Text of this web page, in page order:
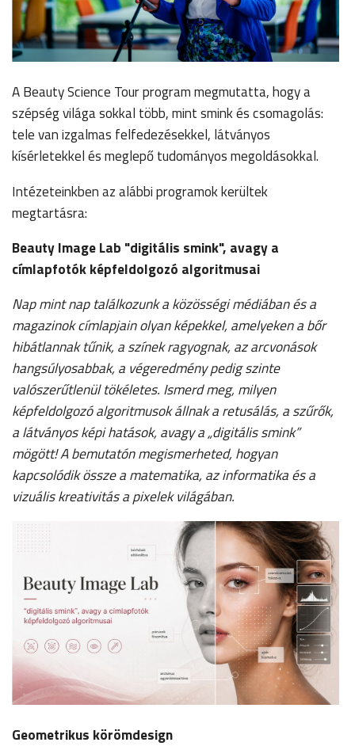
A Beauty Science Tour program megmutatta, hogy a
szépség világa sokkal több, mint smink és csomagolás:
tele van izgalmas felfedezésekkel, látványos
kísérletekkel és meglepő tudományos megoldásokkal.
Intézeteinkben az alábbi programok kerültek
megtartásra:
Beauty Image Lab "digitális smink", avagy a
címlapfotók képfeldolgozó algoritmusai
Nap mint nap találkozunk a közösségi médiában és a
magazinok címlapjain olyan képekkel, amelyeken a bőr
hibátlannak tűnik, a színek ragyognak, az arcvonások
hangsúlyosabbak, a végeredmény pedig szinte
valószerűtlenül tökéletes. Ismerd meg, milyen
képfeldolgozó algoritmusok állnak a retusálás, a szűrők,
a látványos képi hatások, avagy a „digitális smink”
mögött! A bemutatón megismerheted, hogyan
kapcsolódik össze a matematika, az informatika és a
vizuális kreativitás a pixelek világában.
Geometrikus körömdesign